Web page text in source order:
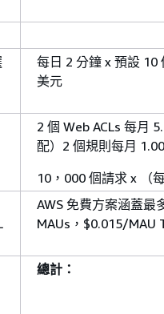
每日 2 分鐘 x 預設 10
美元
2 個 Web ACLs 每月
配）2 個規則每月
10，000 個請求 x （
AWS 免費方案涵蓋最
MAUs，$0.015/MAU
總計：